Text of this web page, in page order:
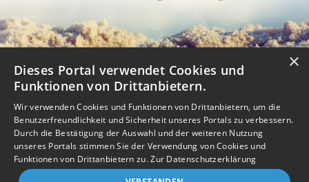
Impressum Nutzungsbedingungen Datenschutz
AGB
Barrierefreiheit
Barriere melden
I
m
Accessibility-Modus aktivieren
IKontrastmodus aktivieren
×
Dieses Portal verwendet Cookies und
Funktionen von Drittanbietern.
Wir verwenden Cookies und Funktionen von Drittanbietern, um die
Benutzerfreundlichkeit und Sicherheit unseres Portals zu verbessern.
Durch die Bestätigung der Auswahl und der weiteren Nutzung
unseres Portals stimmen Sie der Verwendung von Cookies und
Funktionen von Drittanbietern zu.Zur Datenschutzerklärung